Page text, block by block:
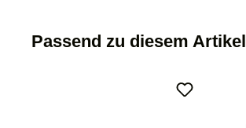
Passend zu diesem Artikel